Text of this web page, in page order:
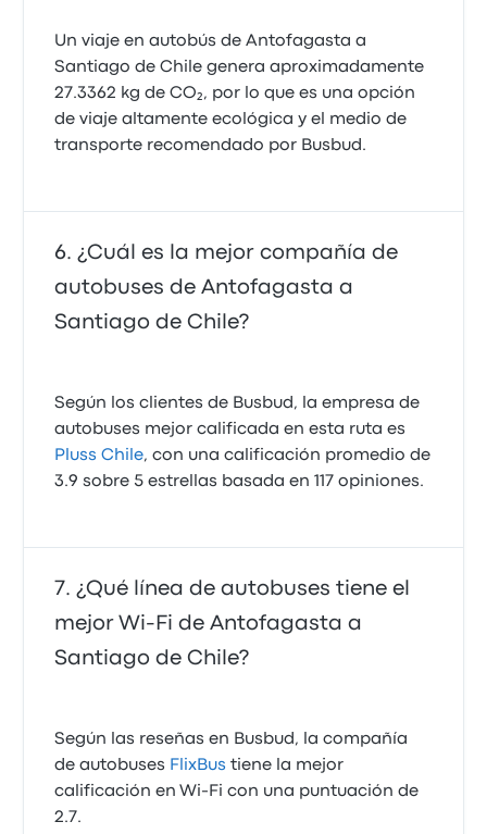
Un viaje en autobús de Antofagasta a
Santiago de Chile genera aproximadamente
27.3362 kg de CO₂, por lo que es una opción
de viaje altamente ecológica y el medio de
transporte recomendado por Busbud.
¿Cuál es la mejor compañía de
autobuses de Antofagasta a
Santiago de Chile?
Según los clientes de Busbud, la empresa de
autobuses mejor calificada en esta ruta es
Pluss Chile, con una calificación promedio de
3.9 sobre 5 estrellas basada en 117 opiniones.
¿Qué línea de autobuses tiene el
mejor Wi‑Fi de Antofagasta a
Santiago de Chile?
Según las reseñas en Busbud, la compañía
de autobuses FlixBus tiene la mejor
calificación en Wi‑Fi con una puntuación de
2.7.